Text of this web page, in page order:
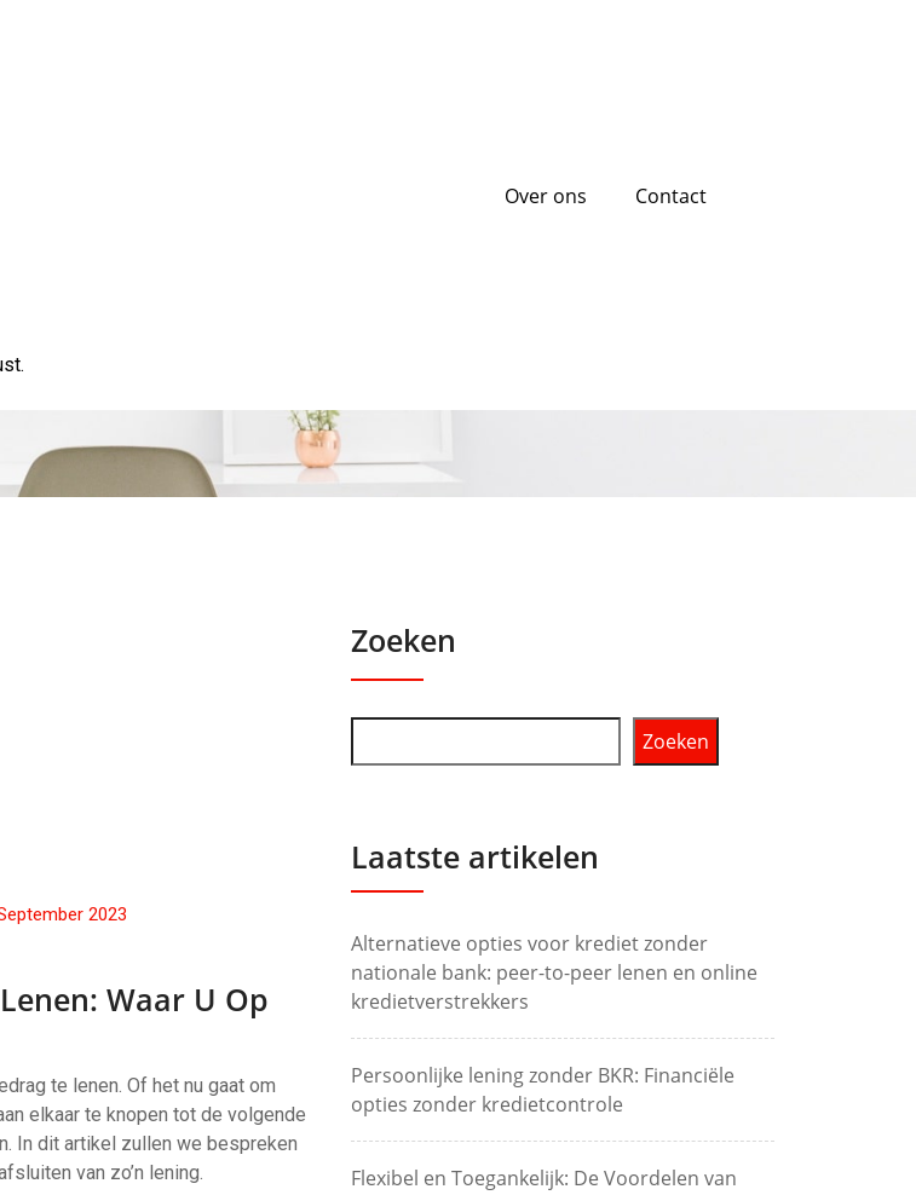
Over ons Contact
klein bedrag lenen: waar u op
2023
Waar U Op
te lenen. Of het nu gaat om
elkaar te knopen tot de volgende
In dit artikel zullen we bespreken
van zo’n lening.
Zoeken
Zoeken
Laatste artikelen
Alternatieve opties voor krediet zonder
nationale bank: peer-to-peer lenen en online
kredietverstrekkers
Persoonlijke lening zonder BKR: Financiële
opties zonder kredietcontrole
Flexibel en Toegankelijk: De Voordelen van